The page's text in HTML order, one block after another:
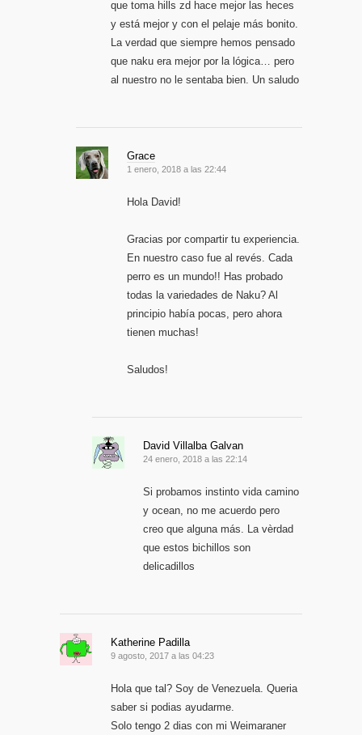
que toma hills zd hace mejor las heces
y está mejor y con el pelaje más bonito.
La verdad que siempre hemos pensado
que naku era mejor por la lógica… pero
al nuestro no le sentaba bien. Un saludo
Grace
1 enero, 2018 a las 22:44
Hola David!
Gracias por compartir tu experiencia.
En nuestro caso fue al revés. Cada
perro es un mundo!! Has probado
todas la variedades de Naku? Al
principio había pocas, pero ahora
tienen muchas!
Saludos!
David Villalba Galvan
24 enero, 2018 a las 22:14
Si probamos instinto vida camino
y ocean, no me acuerdo pero
creo que alguna más. La vèrdad
que estos bichillos son
delicadillos
Katherine Padilla
9 agosto, 2017 a las 04:23
Hola que tal? Soy de Venezuela. Queria
saber si podias ayudarme.
Solo tengo 2 dias con mi Weimaraner